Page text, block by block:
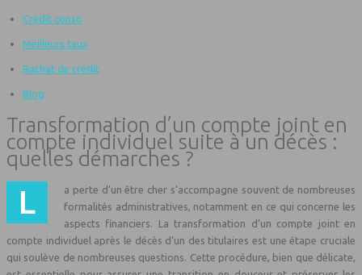
Crédit conso
Meilleurs taux
Rachat de crédit
Blog
Transformation d’un compte joint en
compte individuel suite à un décès :
quelles démarches ?
La perte d’un être cher s’accompagne souvent de nombreuses
formalités administratives, notamment en ce qui concerne les
aspects financiers. La transformation d’un compte joint en
compte individuel après le décès d’un des titulaires est une étape cruciale
qui soulève de nombreuses questions. Cette procédure, bien que délicate,